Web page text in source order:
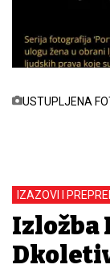
USTUPLJENA
IZAZOVI I
Izložba